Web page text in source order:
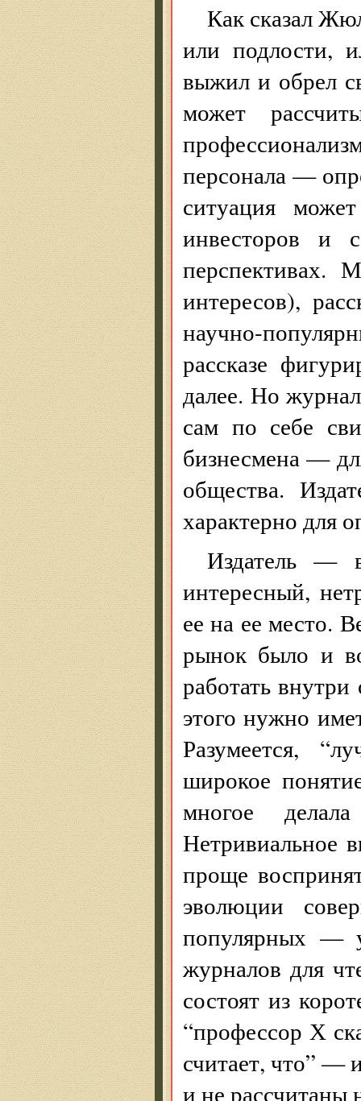
Как сказал
или подлости,
выжил и обрел
может
персонала —
ситуация
инвесторов и
перспективах.
интересов),
научно-
рассказе
далее. Но
сам по себе
бизнесмена —
общества.
характерно для
Издатель —
интересный,
ее на ее место.
рынок было и
работать
этого нужно
Разумеется,
широкое
многое
Нетривиальное
проще
эволюции
популярных —
журналов для
состоят из
“профессор Х
считает, что” —
и не рассчитаны